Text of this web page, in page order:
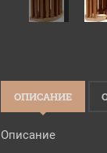
ОПИСАНИЕ
Описание